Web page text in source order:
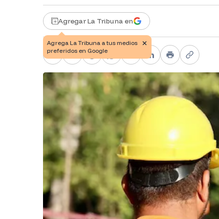
Agregar La Tribuna en
Facebook
X TelegramWhatsApp
PinterestLinkedIn
PrintCopy